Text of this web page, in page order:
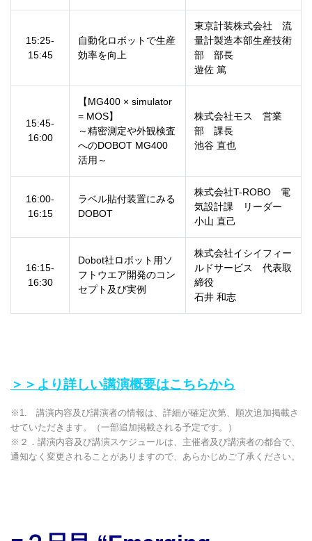
15:25-
15:45
自動化ロボットで生産
効率を向上
東京計装株式会社 流
量計製造本部生産技術
部 部長
遊佐 篤
15:45-
16:00
【MG400 × simulator
= MOS】
～精密測定や外観検査
へのDOBOT MG400
活用～
株式会社モス 営業
部 課長
池谷 直也
16:00-
16:15
ラベル貼付装置にみる
DOBOT
株式会社T-ROBO 電
気設計課 リーダー
小山 直己
16:15-
16:30
Dobot社ロボット用ソ
フトウエア開発のコン
セプト及び実例
株式会社イシイフィー
ルドサービス 代表取
締役
石井 和志
＞＞より詳しい講演概要はこちらから
※1. 講演内容及び講演者の情報は、詳細が確定次第、順次追加掲載さ
せていただきます。（一部追加掲載される予定です。）
※２．講演内容及び講演スケジュールは、主催者及び講演者の都合で、
通知なく変更されることがありますので、あらかじめご了承ください。